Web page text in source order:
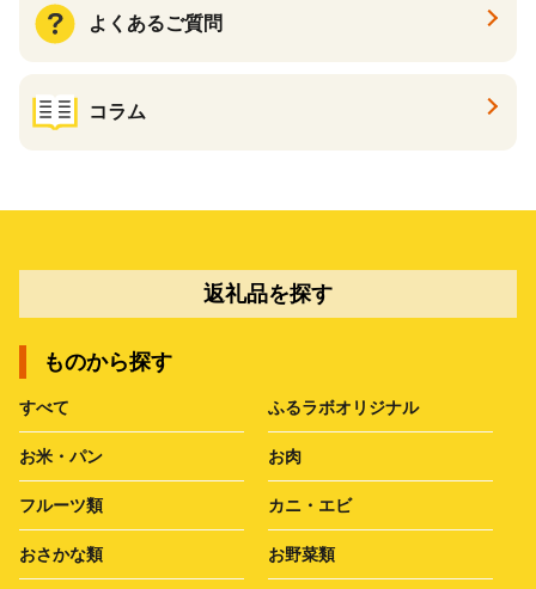
よくあるご質問
コラム
返礼品を探す
ものから探す
すべて ふるラボオリジナル
お米・パン お肉
フルーツ類 カニ・エビ
おさかな類 お野菜類